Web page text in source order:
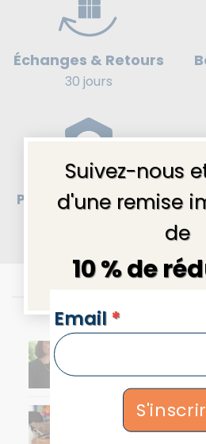
Suivez-nous
d'une remise
de
10 % de
NEWSLETTERS
Email *
Échanges & Retours
30 jours
Paiement en 4x sans
Collier perles
Sac banane en
Marron -